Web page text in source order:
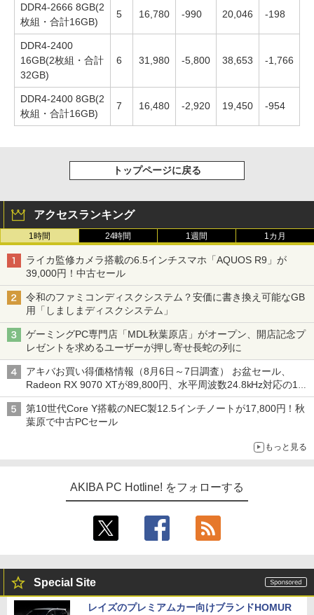
DDR4-2666 8GB(2
枚組・合計16GB)
5 16,780 -990 20,046 -198
DDR4-2400
16GB(2枚組・合計
32GB)
6 31,980 -5,800 38,653 -1,766
DDR4-2400 8GB(2
枚組・合計16GB)
7 16,480 -2,920 19,450 -954
トップページに戻る
アクセスランキング
1時間 24時間 1週間 1カ月
ライカ監修カメラ搭載の6.5インチスマホ「AQUOS R9」が
39,000円！中古セール
令和のファミコンディスクシステム？安価に書き換え可能なGB
用「しましまディスクシステム」
ゲーミングPC専門店「MDL秋葉原店」がオープン、開店記念プ
レゼントを求めるユーザーが押し寄せ長蛇の列に
アキバお買い得価格情報（8月6日～7日調査） お盆セール、
Radeon RX 9070 XTが89,800円、水平周波数24.8kHz対応の17
型モニターが9,801円、暑さ指数連動セール ほか
第10世代Core Y搭載のNEC製12.5インチノートが17,800円！秋
葉原で中古PCセール
もっと見る
AKIBA PC Hotline! をフォローする
Special Site
レイズのプレミアムカー向けブランドHOMUR